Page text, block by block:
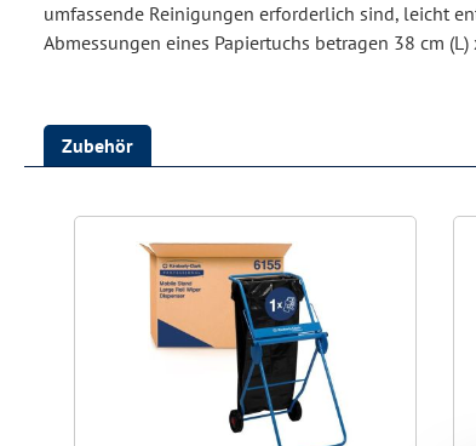
umfassende Reinigungen erforderlich sind, leicht
Abmessungen eines Papiertuchs betragen 38 cm (L)
Zubehör